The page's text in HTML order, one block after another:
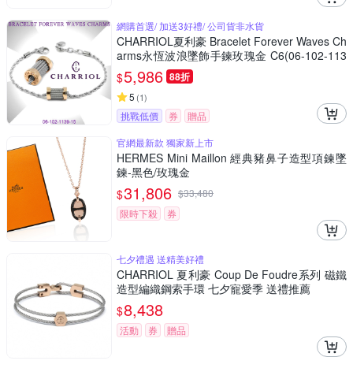
網購首選/ 加送3好禮/ 公司貨非水貨
CHARRIOL夏利豪 Bracelet Forever Waves Ch
arms永恆波浪墜飾手鍊玫瑰金 C6(06-102-113
9-15)
$5,986 88折
5 (1)
挑戰低價 券
贈品
官網最新款 獨家新上市
HERMES Mini Maillon 經典豬鼻子造型項鍊墜
鍊-黑色/玫瑰金
$31,806 $33,480
限時下殺
券
七夕禮遇 送精美好禮
CHARRIOL 夏利豪 Coup De Foudre系列 磁鐵
造型編織鋼索手環 七夕寵愛季 送禮推薦
$8,438
活動 券 贈品